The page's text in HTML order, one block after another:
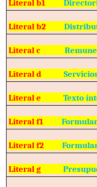
Literal b1
Literal b2
Literal c
Literal d
Literal eTexto
Literal f1
Literal f2
Literal g